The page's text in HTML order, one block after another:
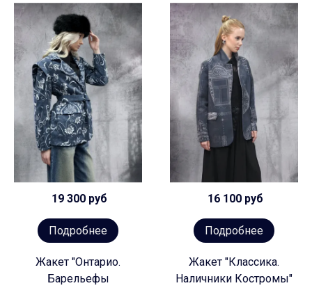
19 300 руб
Подробнее
Жакет "Онтарио.
Барельефы
16 100 руб
Подробнее
Жакет "Классика.
Наличники Костромы"